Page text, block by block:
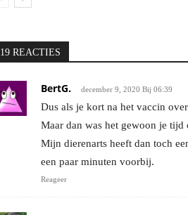
19 REACTIES
BertG. december 9, 2020 Bij 06:39
Dus als je kort na het vaccin
Maar dan was het gewoon je
Mijn dierenarts heeft dan toch
een paar minuten voorbij.
Reageer